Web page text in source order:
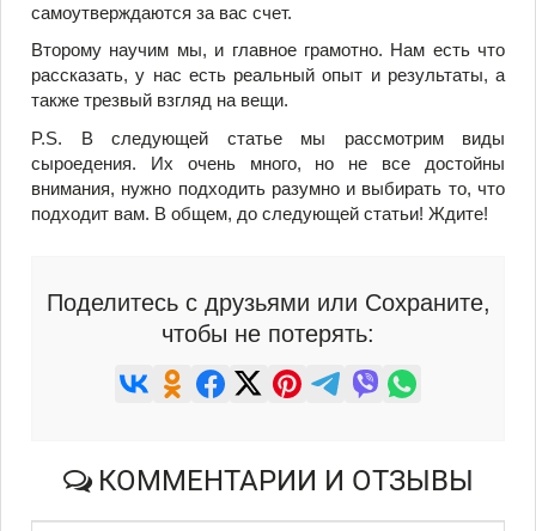
самоутверждаются за вас счет.
Второму научим мы, и главное грамотно. Нам есть что
рассказать, у нас есть реальный опыт и результаты, а
также трезвый взгляд на вещи.
P.S. В следующей статье мы рассмотрим виды
сыроедения. Их очень много, но не все достойны
внимания, нужно подходить разумно и выбирать то, что
подходит вам. В общем, до следующей статьи! Ждите!
Поделитесь с друзьями или Сохраните,
чтобы не потерять:
КОММЕНТАРИИ И ОТЗЫВЫ